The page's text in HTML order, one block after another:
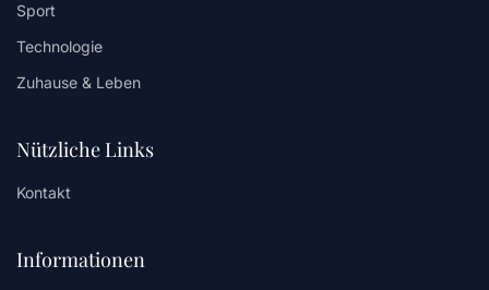
Sport
Technologie
Zuhause & Leben
Nützliche Links
Kontakt
Informationen